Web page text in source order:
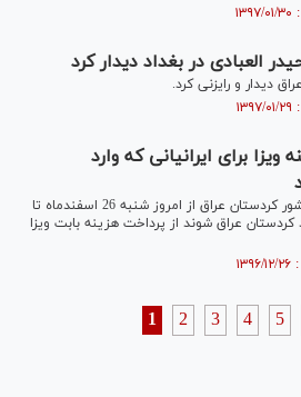
العبادی در بغداد دیدار کرد
دیدار و رایزنی کرد.
برای ایرانیانی که وارد
با دستور کریم سنجاری وزیر کشور کردستان عراق از امروز شنبه 26 اسفندماه تا
که وارد کردستان عراق شوند از پرداخت هزینه بابت ویزا
1 2 3 4 5